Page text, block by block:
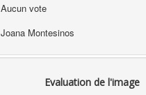
Aucun vote
Joana Montesinos
Evaluation de l'image